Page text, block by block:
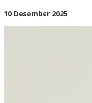
10 Desember 2025